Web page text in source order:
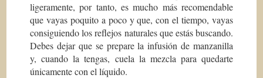
ligeramente, por tanto, es mucho más recomendable
que vayas poquito a poco y que, con el tiempo, vayas
consiguiendo los reflejos naturales que estás buscando.
Debes dejar que se prepare la infusión de manzanilla
y, cuando la tengas, cuela la mezcla para quedarte
únicamente con el líquido.